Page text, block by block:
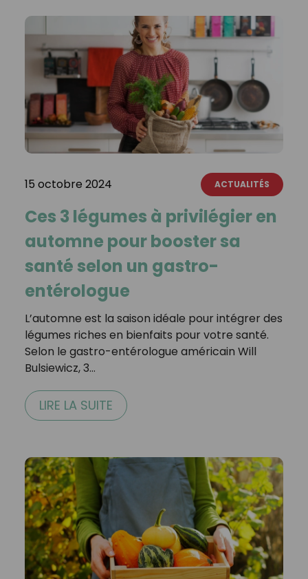
15 octobre 2024 ACTUALITÉS
Ces 3 légumes à privilégier en
automne pour booster sa
santé selon un gastro-
entérologue
L’automne est la saison idéale pour intégrer des
légumes riches en bienfaits pour votre santé.
Selon le gastro-entérologue américain Will
Bulsiewicz, 3…
LIRE LA SUITE